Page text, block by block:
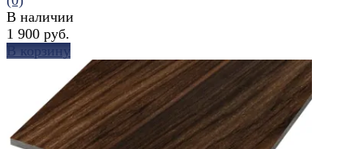
избранное сравнить
В наличии
1 900 руб.
В корзину